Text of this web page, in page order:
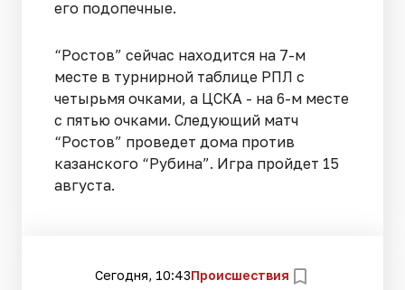
его подопечные.
“Ростов” сейчас находится на 7-м
месте в турнирной таблице РПЛ с
четырьмя очками, а ЦСКА - на 6-м месте
с пятью очками. Следующий матч
“Ростов” проведет дома против
казанского “Рубина”. Игра пройдет 15
августа.
Сегодня, 10:43Происшествия